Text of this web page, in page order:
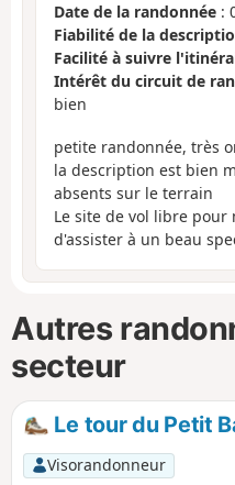
Date de la randonnée :
Fiabilité de la
Facilité à suivre
Intérêt du circuit de
bien
petite randonnée, très
la description est bien
absents sur le terrain
Le site de vol libre pour
d'assister à un beau
Autres
secteur
Le tour du Petit
Visorandonneur